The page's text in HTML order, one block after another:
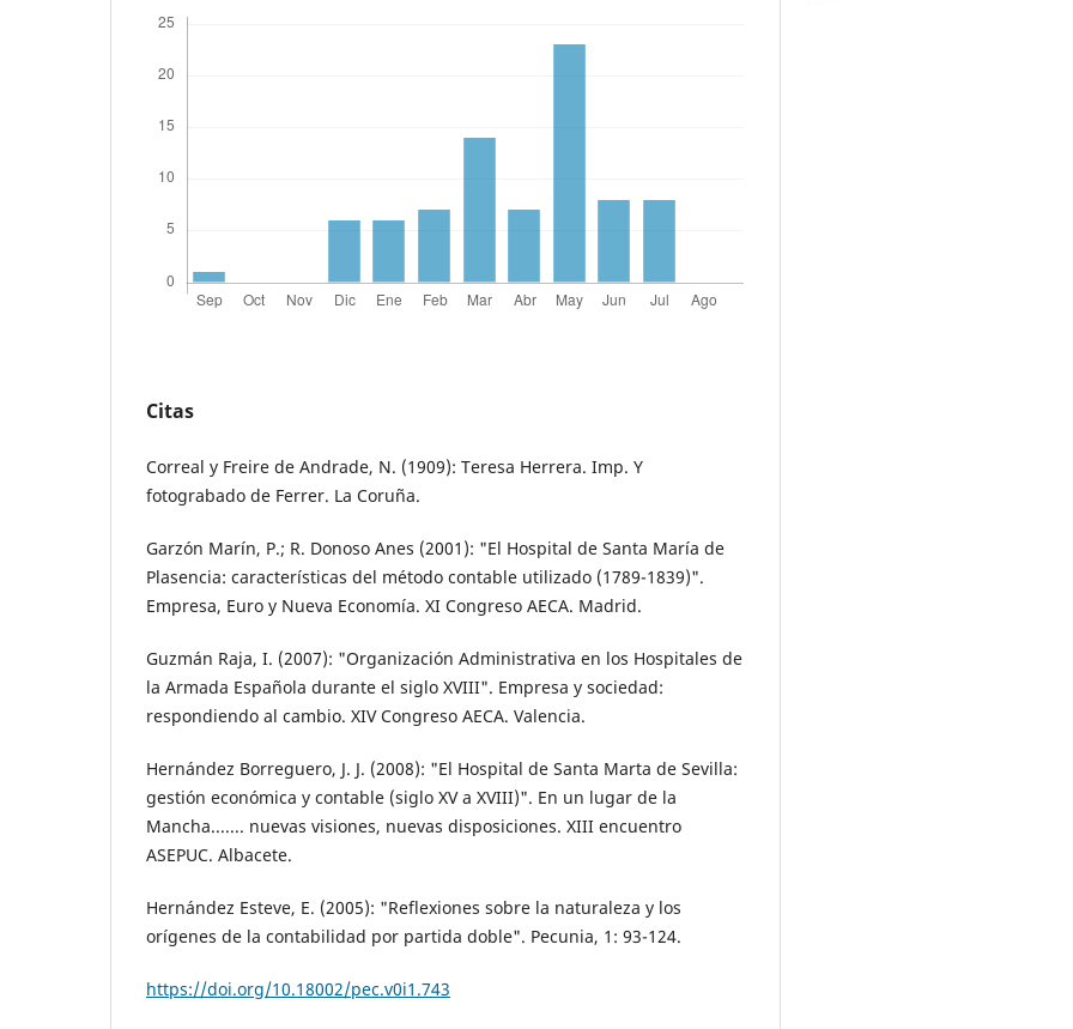
Citas
Correal y Freire de Andrade, N. (1909): Teresa Herrera. Imp. Y
fotograbado de Ferrer. La Coruña.
Garzón Marín, P.; R. Donoso Anes (2001): "El Hospital de Santa María de
Plasencia: características del método contable utilizado (1789-1839)".
Empresa, Euro y Nueva Economía. XI Congreso AECA. Madrid.
Guzmán Raja, I. (2007): "Organización Administrativa en los Hospitales de
la Armada Española durante el siglo XVIII". Empresa y sociedad:
respondiendo al cambio. XIV Congreso AECA. Valencia.
Hernández Borreguero, J. J. (2008): "El Hospital de Santa Marta de Sevilla:
gestión económica y contable (siglo XV a XVIII)". En un lugar de la
Mancha....... nuevas visiones, nuevas disposiciones. XIII encuentro
ASEPUC. Albacete.
Hernández Esteve, E. (2005): "Reflexiones sobre la naturaleza y los
orígenes de la contabilidad por partida doble". Pecunia, 1: 93-124.
https://doi.org/10.18002/pec.v0i1.743